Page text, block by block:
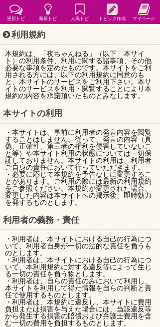
利用規約
本規約は、「夜ちゃんねる」（以下 本サイ
ト）の利用条件、利用に関する諸事項、その他
必要な事項を定めたものです。本サイトをご利
用される方には、以下の利用規約に同意のも
と、本サイトのサービスをご利用下さい。本サ
イトのサービスを利用・閲覧することにより本
規約の内容を承諾頂いたものとみなします。
本サイトの利用
・本サイトは、事前に利用者の発言内容を閲覧
することはしません。従って、発言の内容（真
偽、正確性、第三者の権利を侵害していないこ
と等）や本サイト利用の状態については一切保
証しておりません。本サイトの利用は、利用者
ご自身の責任において行っていただきます。
・必要に応じて本規約を予告なしに変更するこ
とがあります。ご利用の際には最新の利用規約
をご参照ください。本規約が変更された場合、
変更した内容は本サイトへの掲示後、即時効力
を発するものとします。
利用者の義務・責任
・利用者は、本サイトにおける自己の行為につ
いて、利用者自身が一切の法的な責任を負うも
のとします。
・利用者は、本サイトにおける自己の行為につ
いて、本利用規約に対する違反等によって生じ
る一切の責任を負う物とします。
・利用者は、自らの責任のみにおいて利用し、
本サイトを利用して得た情報を自らの判断と責
任で使用するものとします。
・利用者は、本規約に違反し、本サイトに費用
負担または損害を与えた場合には、当該違反等
から発生する損害の賠償および弁護士費用を含
む一切の費用を負担するものとします。
更新トピ 新着トピ 人気トピ トピック作成 マイページ